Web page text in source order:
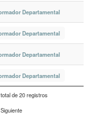
Departamental
Departamental
Departamental
Departamental
de 20 registros
Siguiente